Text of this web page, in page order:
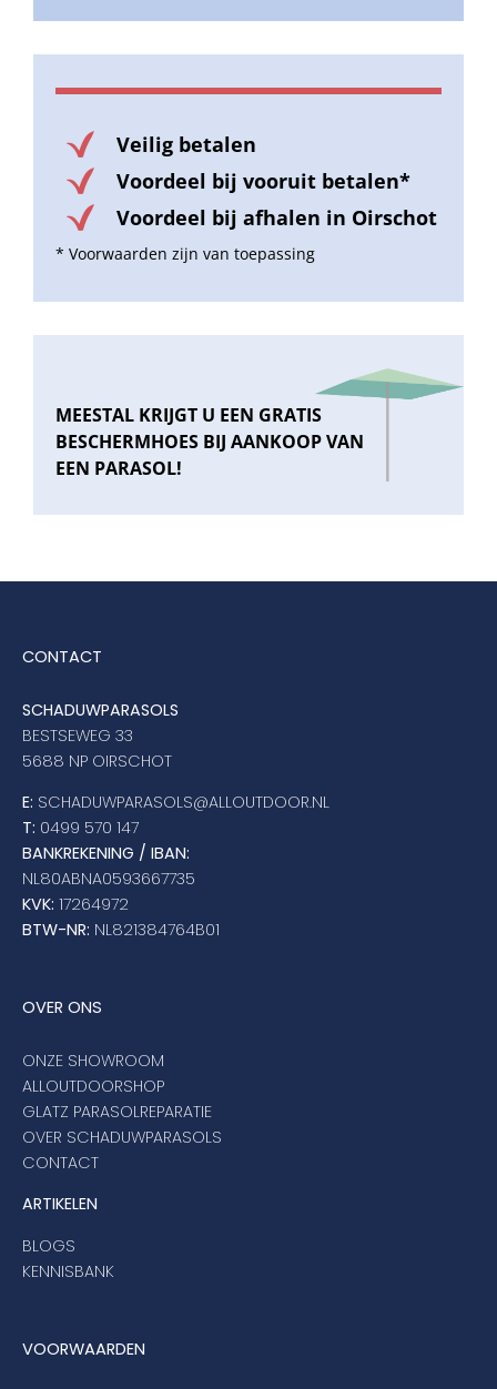
Veilig betalen
Voordeel bij vooruit betalen*
Voordeel bij afhalen in Oirschot
* Voorwaarden zijn van toepassing
MEESTAL KRIJGT U EEN GRATIS
BESCHERMHOES BIJ AANKOOP VAN
EEN PARASOL!
CONTACT
SCHADUWPARASOLS
BESTSEWEG 33
5688 NP OIRSCHOT
E: SCHADUWPARASOLS@ALLOUTDOOR.NL
T: 0499 570 147
BANKREKENING / IBAN:
NL80ABNA0593667735
KVK: 17264972
BTW-NR: NL821384764B01
OVER ONS
ONZE SHOWROOM
ALLOUTDOORSHOP
GLATZ PARASOLREPARATIE
OVER SCHADUWPARASOLS
CONTACT
ARTIKELEN
BLOGS
KENNISBANK
VOORWAARDEN